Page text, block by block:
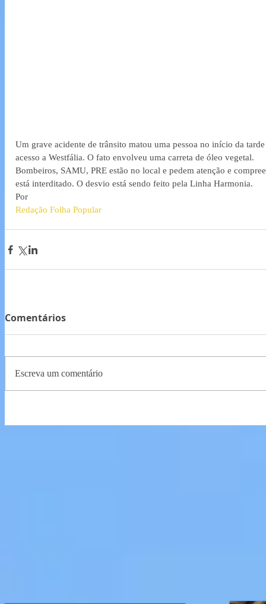
Um grave acidente de trânsito matou uma pessoa no início da
acesso a Westfália. O fato envolveu uma carreta de óleo vegetal.
Bombeiros, SAMU, PRE estão no local e pedem atenção e
está interditado. O desvio está sendo feito pela Linha Harmonia.
Por
Redação Folha Popular
Comentários
Escreva um comentário